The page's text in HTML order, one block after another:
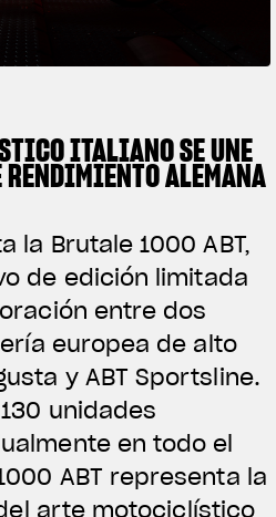
COMING SOON
ARSHAM
ITALIANO SE UNE
ALEMANA
la Brutale 1000 ABT,
de edición limitada
entre dos
europea de alto
y ABT Sportsline.
unidades
en todo el
ABT representa la
arte motociclístico